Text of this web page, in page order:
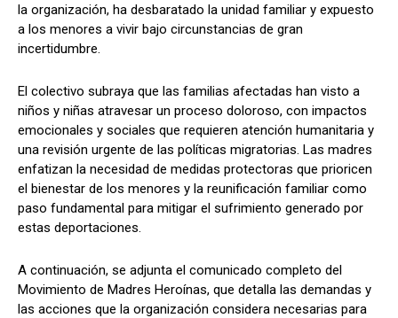
la organización, ha desbaratado la unidad familiar y expuesto
a los menores a vivir bajo circunstancias de gran
incertidumbre.
El colectivo subraya que las familias afectadas han visto a
niños y niñas atravesar un proceso doloroso, con impactos
emocionales y sociales que requieren atención humanitaria y
una revisión urgente de las políticas migratorias. Las madres
enfatizan la necesidad de medidas protectoras que prioricen
el bienestar de los menores y la reunificación familiar como
paso fundamental para mitigar el sufrimiento generado por
estas deportaciones.
A continuación, se adjunta el comunicado completo del
Movimiento de Madres Heroínas, que detalla las demandas y
las acciones que la organización considera necesarias para